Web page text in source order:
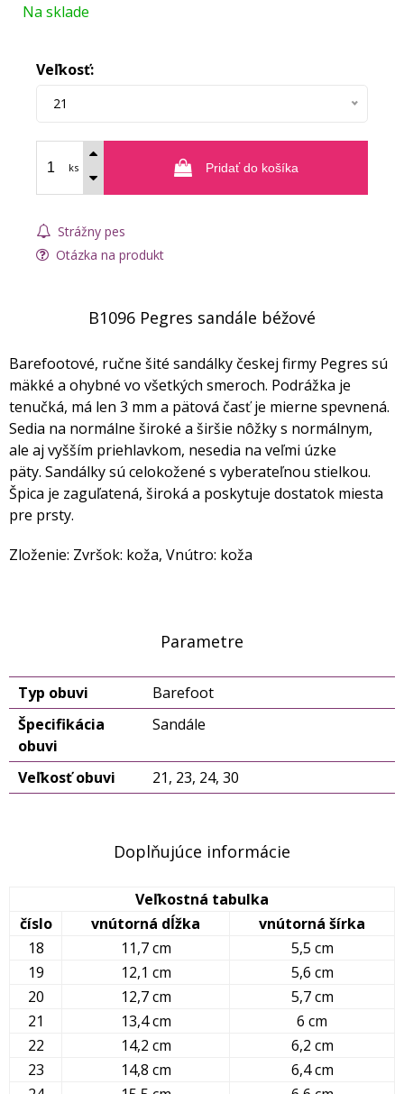
Na sklade
Veľkosť:
21
ks Pridať do košíka
Strážny pes
Otázka na produkt
B1096 Pegres sandále béžové
Barefootové, ručne šité sandálky českej firmy Pegres sú
mäkké a ohybné vo všetkých smeroch. Podrážka je
tenučká, má len 3 mm a pätová časť je mierne spevnená.
Sedia na normálne široké a širšie nôžky s normálnym,
ale aj vyšším priehlavkom, nesedia na veľmi úzke
päty. Sandálky sú celokožené s vyberateľnou stielkou.
Špica je zaguľatená, široká a poskytuje dostatok miesta
pre prsty.
Zloženie: Zvršok: koža, Vnútro: koža
Parametre
Typ obuvi
Barefoot
Špecifikácia
obuvi
Sandále
Veľkosť obuvi 21, 23, 24, 30
Doplňujúce informácie
Veľkostná tabulka
číslo
vnútorná dĺžka
vnútorná šírka
18
11,7 cm
5,5 cm
19
12,1 cm
5,6 cm
20
12,7 cm
5,7 cm
21
13,4 cm
6 cm
22
14,2 cm
6,2 cm
23
14,8 cm
6,4 cm